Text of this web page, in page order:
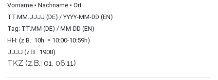
Vorname • Nachname • Ort
TT.MM.JJJJ (DE) / YYYY-MM-DD (EN)
Tag: TT.MM (DE) / MM-DD (EN)
HH: (z.B.: 10h: = 10:00-10:59h)
JJJJ (z.B.: 1908)
TKZ (z.B.: 01, 06,11)